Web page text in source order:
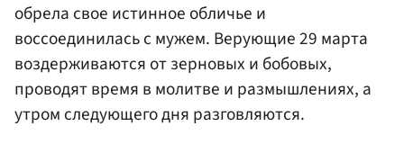
обрела свое истинное обличье и
воссоединилась с мужем. Верующие 29 марта
воздерживаются от зерновых и бобовых,
проводят время в молитве и размышлениях, а
утром следующего дня разговляются.